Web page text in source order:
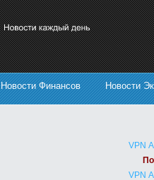
Новости Финансов Новости
VPN
VPN